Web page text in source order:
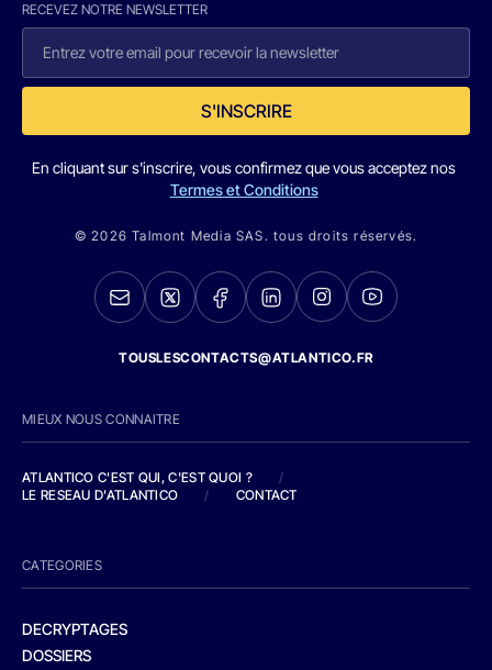
RECEVEZ NOTRE NEWSLETTER
S'INSCRIRE
En cliquant sur s'inscrire, vous confirmez que vous acceptez nos
Termes et Conditions
© 2026 Talmont Media SAS. tous droits réservés.
TOUSLESCONTACTS@ATLANTICO.FR
MIEUX NOUS CONNAITRE
ATLANTICO C'EST QUI, C'EST QUOI ?
/
LE RESEAU D'ATLANTICO
/ CONTACT
CATEGORIES
DECRYPTAGES
DOSSIERS